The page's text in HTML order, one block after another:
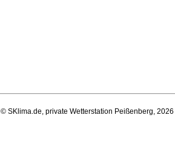
© SKlima.de, private Wetterstation Peißenberg,